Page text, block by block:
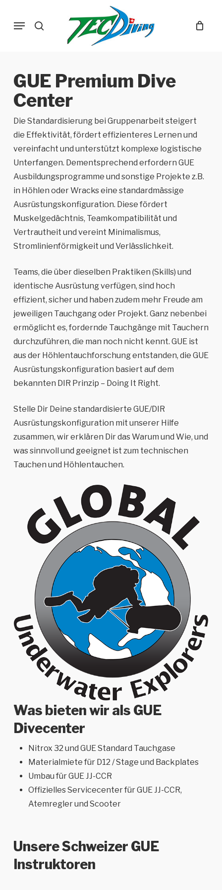
search
Menu
GUE Premium Dive
Center
Die Standardisierung bei Gruppenarbeit steigert
die Effektivität, fördert effizienteres Lernen und
vereinfacht und unterstützt komplexe logistische
Unterfangen. Dementsprechend erfordern GUE
Ausbildungsprogramme und sonstige Projekte z.B.
in Höhlen oder Wracks eine standardmässige
Ausrüstungskonfiguration. Diese fördert
Muskelgedächtnis, Teamkompatibilität und
Vertrautheit und vereint Minimalismus,
Stromlinienförmigkeit und Verlässlichkeit.
Teams, die über dieselben Praktiken (Skills) und
identische Ausrüstung verfügen, sind hoch
effizient, sicher und haben zudem mehr Freude am
jeweiligen Tauchgang oder Projekt. Ganz nebenbei
ermöglicht es, fordernde Tauchgänge mit Tauchern
durchzuführen, die man noch nicht kennt. GUE ist
aus der Höhlentauchforschung entstanden, die GUE
Ausrüstungskonfiguration basiert auf dem
bekannten DIR Prinzip – Doing It Right.
Stelle Dir Deine standardisierte GUE/DIR
Ausrüstungskonfiguration mit unserer Hilfe
zusammen, wir erklären Dir das Warum und Wie, und
was sinnvoll und geeignet ist zum technischen
Tauchen und Höhlentauchen.
Was bieten wir als GUE
Divecenter
Nitrox 32 und GUE Standard Tauchgase
Materialmiete für D12 / Stage und Backplates
Umbau für GUE JJ-CCR
Offizielles Servicecenter für GUE JJ-CCR,
Atemregler und Scooter
Unsere Schweizer GUE
Instruktoren